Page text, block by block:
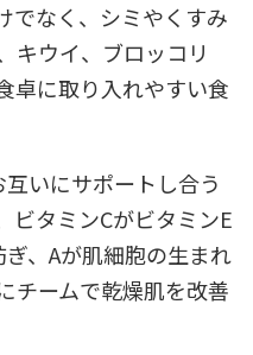
でなく、シミやくすみ
キウイ、ブロッコリ
卓に取り入れやすい食
いにサポートし合う
ビタミンCがビタミンE
、Aが肌細胞の生まれ
ームで乾燥肌を改善